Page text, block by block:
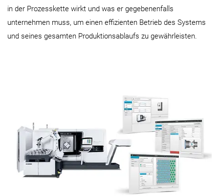
in der Prozesskette wirkt und was er gegebenenfalls
unternehmen muss, um einen effizienten Betrieb des Systems
und seines gesamten Produktionsablaufs zu gewährleisten.